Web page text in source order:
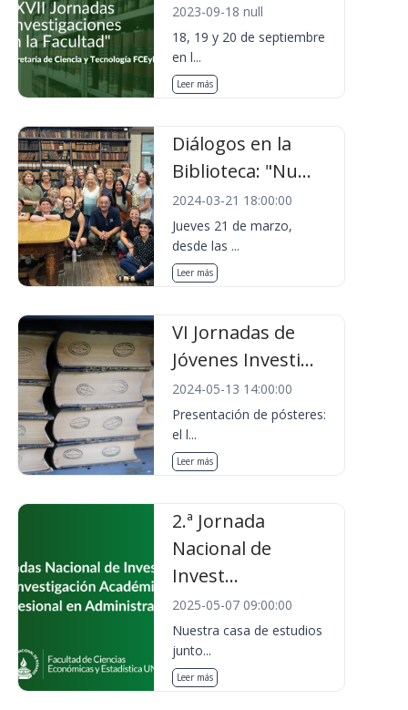
2023-09-18 null
18, 19 y 20 de septiembre
en l...
Leer más
Diálogos en la
Biblioteca: "Nu...
2024-03-21 18:00:00
Jueves 21 de marzo,
desde las ...
Leer más
VI Jornadas de
Jóvenes Investi...
2024-05-13 14:00:00
Presentación de pósteres:
el l...
Leer más
2.ª Jornada
Nacional de
Invest...
2025-05-07 09:00:00
Nuestra casa de estudios
junto...
Leer más